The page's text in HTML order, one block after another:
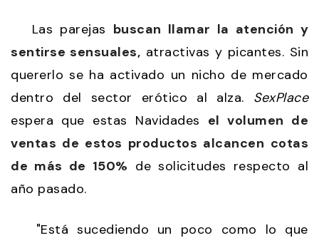
Las parejas buscan llamar la atención y
sentirse sensuales, atractivas y picantes. Sin
quererlo se ha activado un nicho de mercado
dentro del sector erótico al alza. SexPlace
espera que estas Navidades el volumen de
ventas de estos productos alcancen cotas
de más de 150% de solicitudes respecto al
año pasado.
"Está sucediendo un poco como lo que